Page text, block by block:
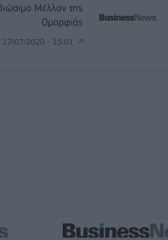
Μέλλον της
Ομορφιάς
17/07/2020 - 15:01